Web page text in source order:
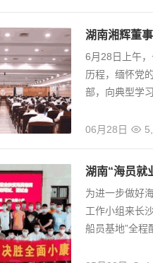
湖南湘辉董
6月28日上午
历程，缅怀党
部，向典型学
06月28日
湖南“海员就
为进一步做好
工作小组来长
船员基地”全程